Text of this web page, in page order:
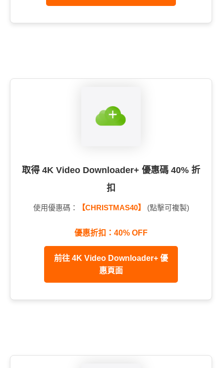
取得 4K Video Downloader+ 優惠碼 40% 折
扣
使用優惠碼： 【CHRISTMAS40】 (點擊可複製)
優惠折扣：40% OFF
前往 4K Video Downloader+ 優
惠頁面